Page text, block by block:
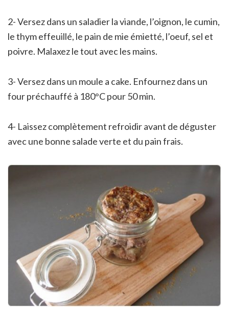
2- Versez dans un saladier la viande, l’oignon, le cumin,
le thym effeuillé, le pain de mie émietté, l’oeuf, sel et
poivre. Malaxez le tout avec les mains.
3- Versez dans un moule a cake. Enfournez dans un
four préchauffé à 180°C pour 50 min.
4- Laissez complètement refroidir avant de déguster
avec une bonne salade verte et du pain frais.